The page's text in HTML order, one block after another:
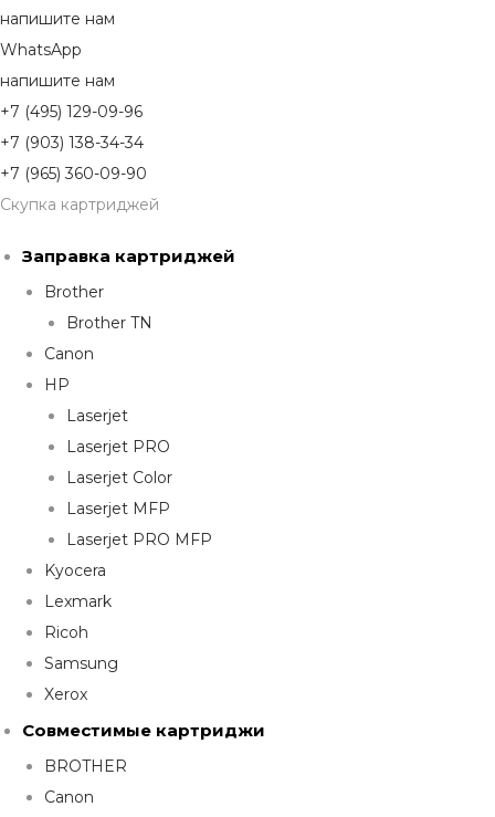
напишите нам
WhatsApp
напишите нам
+7 (495) 129-09-96
+7 (903) 138-34-34
+7 (965) 360-09-90
Скупка картриджей
Заправка картриджей
Brother
Brother TN
Canon
HP
Laserjet
Laserjet PRO
Laserjet Color
Laserjet MFP
Laserjet PRO MFP
Kyocera
Lexmark
Ricoh
Samsung
Xerox
Совместимые картриджи
BROTHER
Canon